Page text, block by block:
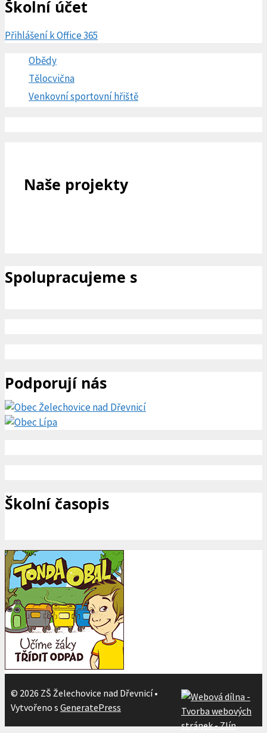
Školní účet
Přihlášení k Office 365
Obědy
Tělocvična
Venkovní sportovní hřiště
Naše projekty
Spolupracujeme s
Podporují nás
Školní časopis
© 2026 ZŠ Želechovice nad Dřevnicí•
Vytvořeno s GeneratePress